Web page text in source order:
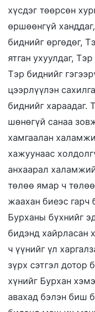
хүсдэг төөрсөн
өршөөнгүй
биднийг өргөдөг,
ятган ухуулдаг,
Тэр биднийг
цээрлүүлэн
биднийг хараадаг.
шөнөгүй санаа
хамгаалан
хажуунаас
анхаарал
төлөө ямар ч
жаахан биеэс гарч
Бурханы бүхнийг
бидэнд хайрласан
ч үүнийг үл
зүрх сэтгэл дотор
хүнийг Бурхан
авахад бэлэн биш